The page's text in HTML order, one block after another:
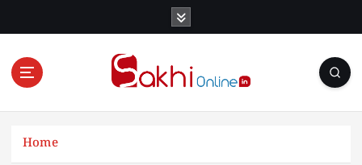
Online News Portal
Home